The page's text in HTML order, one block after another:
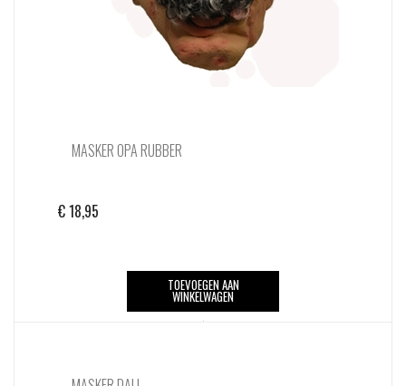
MASKER OPA RUBBER
€18,95
TOEVOEGEN AAN
WINKELWAGEN